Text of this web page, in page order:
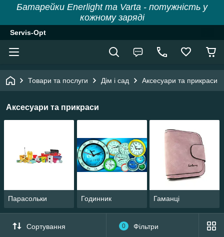
Батарейки Enerlight та Varta - потужність у
кожному заряді
Servis-Opt
Товари та послуги Дім і сад Аксесуари та прикраси
Аксесуари та прикраси
Парасольки Годинник Гаманці
Сортування 0 Фільтри